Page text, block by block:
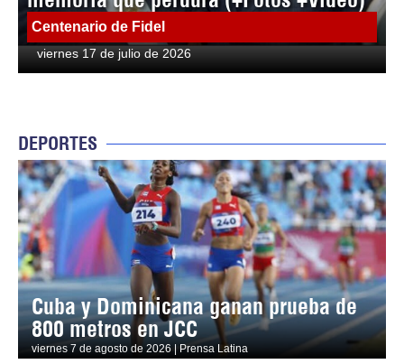
Centenario de Fidel
viernes 17 de julio de 2026
DEPORTES
Cuba y Dominicana ganan prueba de
800 metros en JCC
viernes 7 de agosto de 2026 | Prensa Latina